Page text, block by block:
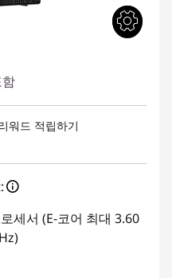
함
워드 적립하기
세서 (E-코어 최대 3.60